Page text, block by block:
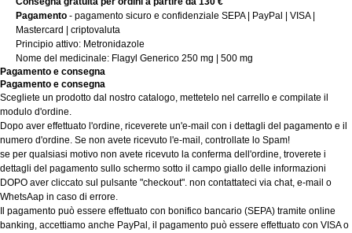
Pagamento - pagamento sicuro e confidenziale SEPA | PayPal | VISA |
Mastercard | criptovaluta
Principio attivo: Metronidazole
Nome del medicinale: Flagyl Generico 250 mg | 500 mg
Pagamento e consegna
Pagamento e consegna
Scegliete un prodotto dal nostro catalogo, mettetelo nel carrello e compilate il
modulo d'ordine.
Dopo aver effettuato l'ordine, riceverete un'e-mail con i dettagli del pagamento e il
numero d'ordine. Se non avete ricevuto l'e-mail, controllate lo Spam!
se per qualsiasi motivo non avete ricevuto la conferma dell'ordine, troverete i
dettagli del pagamento sullo schermo sotto il campo giallo delle informazioni
DOPO aver cliccato sul pulsante "checkout". non contattateci via chat, e-mail o
WhetsAap in caso di errore.
Il pagamento può essere effettuato con bonifico bancario (SEPA) tramite online
banking, accettiamo anche PayPal, il pagamento può essere effettuato con VISA o